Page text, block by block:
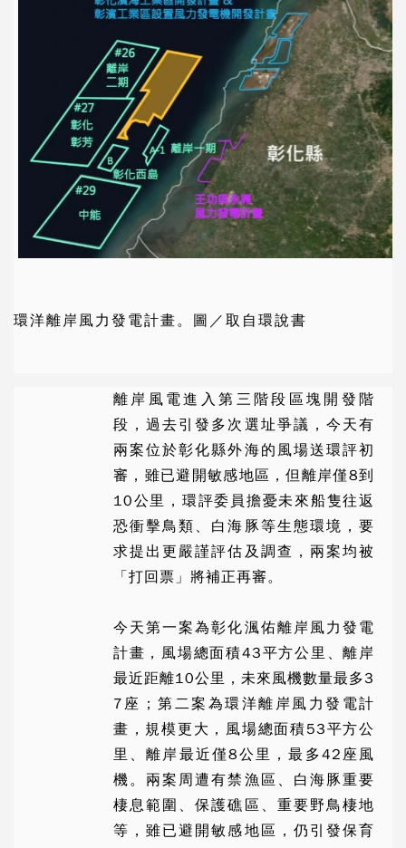
環洋離岸風力發電計畫。圖／取自環說書
離岸風電進入第三階段區塊開發階
段，過去引發多次選址爭議，今天有
兩案位於彰化縣外海的風場送環評初
審，雖已避開敏感地區，但離岸僅8到
10公里，環評委員擔憂未來船隻往返
恐衝擊鳥類、白海豚等生態環境，要
求提出更嚴謹評估及調查，兩案均被
「打回票」將補正再審。
今天第一案為彰化渢佑離岸風力發電
計畫，風場總面積43平方公里、離岸
最近距離10公里，未來風機數量最多3
7座；第二案為環洋離岸風力發電計
畫，規模更大，風場總面積53平方公
里、離岸最近僅8公里，最多42座風
機。兩案周遭有禁漁區、白海豚重要
棲息範圍、保護礁區、重要野鳥棲地
等，雖已避開敏感地區，仍引發保育